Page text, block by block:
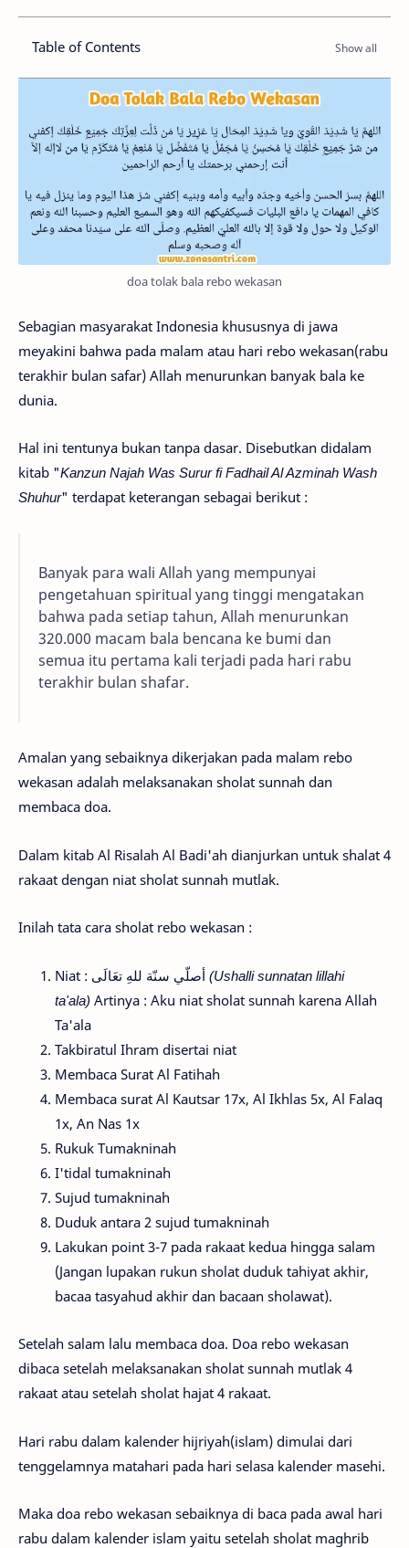
Table of Contents
doa tolak bala rebo wekasan
Sebagian masyarakat Indonesia khususnya di jawa
meyakini bahwa pada malam atau hari rebo wekasan(rabu
terakhir bulan safar) Allah menurunkan banyak bala ke
dunia.
Hal ini tentunya bukan tanpa dasar. Disebutkan didalam
kitab "Kanzun Najah Was Surur fi Fadhail Al Azminah Wash
Shuhur" terdapat keterangan sebagai berikut :
Banyak para wali Allah yang mempunyai
pengetahuan spiritual yang tinggi mengatakan
bahwa pada setiap tahun, Allah menurunkan
320.000 macam bala bencana ke bumi dan
semua itu pertama kali terjadi pada hari rabu
terakhir bulan shafar.
Amalan yang sebaiknya dikerjakan pada malam rebo
wekasan adalah melaksanakan sholat sunnah dan
membaca doa.
Dalam kitab Al Risalah Al Badi'ah dianjurkan untuk shalat 4
rakaat dengan niat sholat sunnah mutlak.
Inilah tata cara sholat rebo wekasan :
(Ushalli sunnatan lillahi
ta'ala) Artinya : Aku niat sholat sunnah karena Allah
Ta'ala
Takbiratul Ihram disertai niat
Membaca Surat Al Fatihah
Membaca surat Al Kautsar 17x, Al Ikhlas 5x, Al Falaq
1x, An Nas 1x
Rukuk Tumakninah
I'tidal tumakninah
Sujud tumakninah
Duduk antara 2 sujud tumakninah
Lakukan point 3-7 pada rakaat kedua hingga salam
(Jangan lupakan rukun sholat duduk tahiyat akhir,
bacaa tasyahud akhir dan bacaan sholawat).
Setelah salam lalu membaca doa. Doa rebo wekasan
dibaca setelah melaksanakan sholat sunnah mutlak 4
rakaat atau setelah sholat hajat 4 rakaat.
Hari rabu dalam kalender hijriyah(islam) dimulai dari
tenggelamnya matahari pada hari selasa kalender masehi.
Maka doa rebo wekasan sebaiknya di baca pada awal hari
rabu dalam kalender islam yaitu setelah sholat maghrib